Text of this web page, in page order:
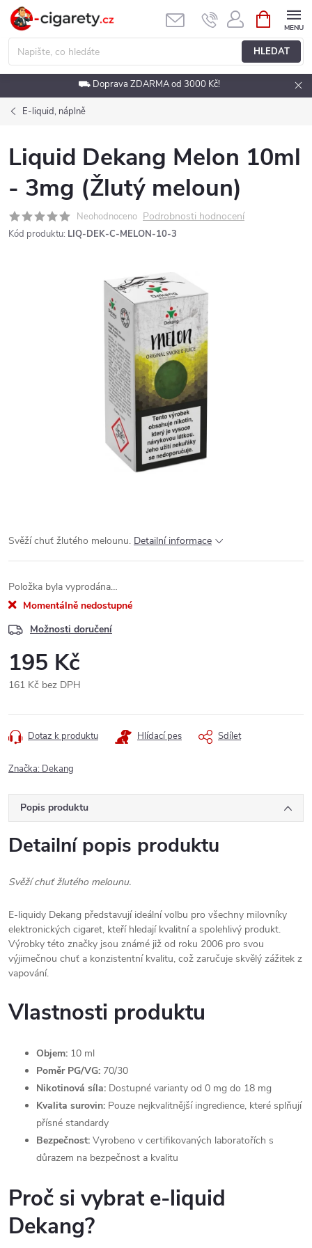
Přejít
obsah
HLEDAT
NÁKUPNÍ
KOŠÍK
⛟ Doprava ZDARMA od 3000 Kč!
E-liquid, náplně
Liquid Dekang Melon 10ml
- 3mg (Žlutý meloun)
Neohodnoceno Podrobnosti hodnocení
Kód produktu: LIQ-DEK-C-MELON-10-3
Svěží chuť žlutého melounu. Detailní informace
Položka byla vyprodána…
Momentálně nedostupné
Možnosti doručení
195 Kč
161 Kč bez DPH
cena:
Dotaz k produktu Hlídací pes Sdílet
Značka: Dekang
Popis produktu
Detailní popis produktu
Svěží chuť žlutého melounu.
E-liquidy Dekang představují ideální volbu pro všechny milovníky
elektronických cigaret, kteří hledají kvalitní a spolehlivý produkt.
Výrobky této značky jsou známé již od roku 2006 pro svou
výjimečnou chuť a konzistentní kvalitu, což zaručuje skvělý zážitek z
vapování.
Vlastnosti produktu
Objem: 10 ml
Poměr PG/VG: 70/30
Nikotinová síla: Dostupné varianty od 0 mg do 18 mg
Kvalita surovin: Pouze nejkvalitnější ingredience, které splňují
přísné standardy
Bezpečnost: Vyrobeno v certifikovaných laboratořích s
důrazem na bezpečnost a kvalitu
Proč si vybrat e-liquid
Dekang?